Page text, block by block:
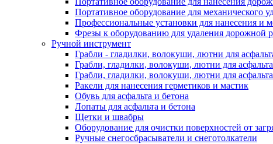
Портативное оборудование для механического
Профессиональные установки для нанесения и
Фрезы к оборудованию для удаления дорожной
Ручной инструмент
Грабли - гладилки, волокуши, лютни для
Грабли, гладилки, волокуши, лютни для
Грабли, гладилки, волокуши, лютни для
Ракели для нанесения герметиков и мастик
Обувь для асфальта и бетона
Лопаты для асфальта и бетона
Щетки и швабры
Оборудование для очистки поверхностей от
Ручные снегосбрасыватели и снеготолкатели